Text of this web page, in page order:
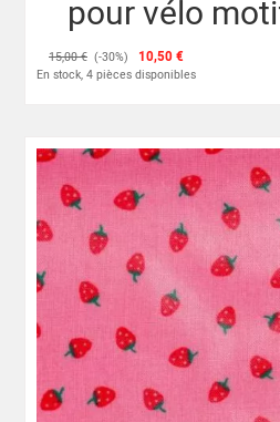
pour vélo
15,00 € (-30%) 10,50 €
En stock, 4 pièces disponibles